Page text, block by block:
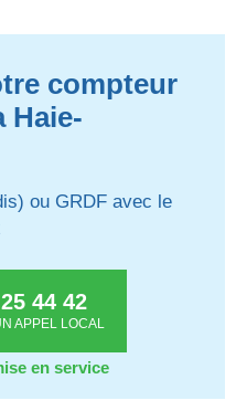
compteur
Haie-
ou GRDF avec le
44 42
APPEL LOCAL
en service